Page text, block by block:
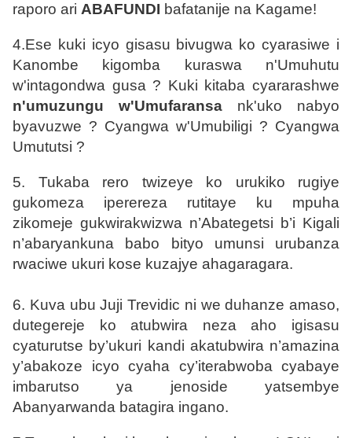
raporo ari ABAFUNDI bafatanije na Kagame!
4.Ese kuki icyo gisasu bivugwa ko cyarasiwe i
Kanombe kigomba kuraswa n'Umuhutu
w'intagondwa gusa ? Kuki kitaba cyararashwe
n'umuzungu w'Umufaransa nk'uko nabyo
byavuzwe ? Cyangwa w'Umubiligi ? Cyangwa
Umututsi ?
5. Tukaba rero twizeye ko urukiko rugiye
gukomeza iperereza rutitaye ku mpuha
zikomeje gukwirakwizwa n’Abategetsi b’i Kigali
n’abaryankuna babo bityo umunsi urubanza
rwaciwe ukuri kose kuzajye ahagaragara.
6. Kuva ubu Juji Trevidic ni we duhanze amaso,
dutegereje ko atubwira neza aho igisasu
cyaturutse by’ukuri kandi akatubwira n’amazina
y’abakoze icyo cyaha cy’iterabwoba cyabaye
imbarutso ya jenoside yatsembye
Abanyarwanda batagira ingano.